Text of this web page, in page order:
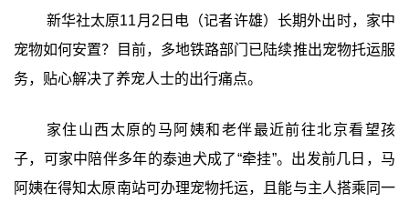
新华社太原11月2日电（记者许雄）长期外出时，家中
宠物如何安置？目前，多地铁路部门已陆续推出宠物托运服
务，贴心解决了养宠人士的出行痛点。
家住山西太原的马阿姨和老伴最近前往北京看望孩
子，可家中陪伴多年的泰迪犬成了“牵挂”。出发前几日，马
阿姨在得知太原南站可办理宠物托运，且能与主人搭乘同一